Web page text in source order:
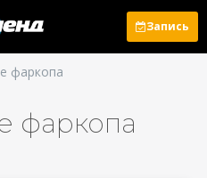
Запись
фаркопа
фаркопа